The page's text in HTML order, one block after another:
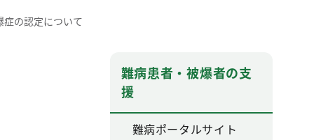
症の認定について
難病患者・被爆者の支
援
難病ポータルサイト